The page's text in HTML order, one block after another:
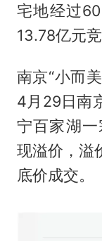
宅地经过
13.78亿元
南京“小而
4月29日南
宁百家湖
现溢价，溢
底价成交。